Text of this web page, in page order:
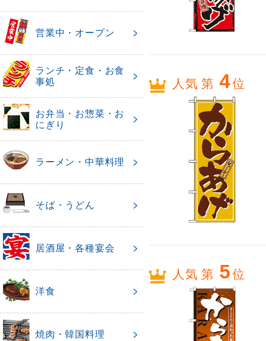
人気 第 4位
人気 第 5位
営業中・オープン
ランチ・定食・お食
事処
お弁当・お惣菜・お
にぎり
ラーメン・中華料理
そば・うどん
居酒屋・各種宴会
洋食
焼肉・韓国料理